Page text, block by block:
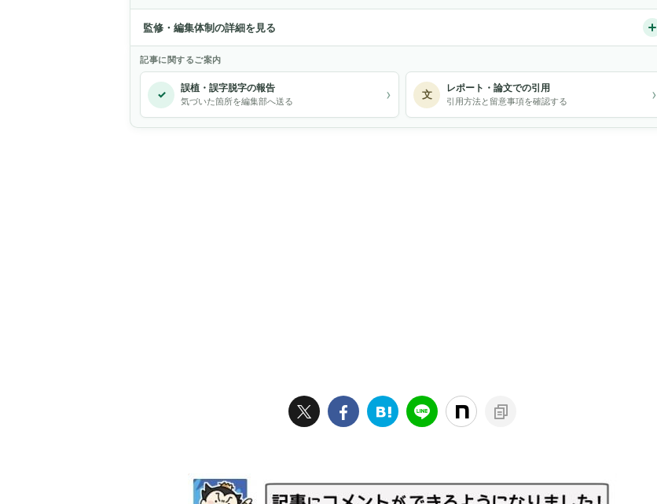
監修・編集体制の詳細を見る
記事に関するご案内
✓ 誤植・誤字脱字の報告
気づいた箇所を編集部へ送る › 文 レポート・論文での引用
引用方法と留意事項を確認する ›